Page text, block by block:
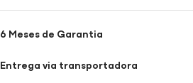
6 Meses de Garantia
Entrega via transportadora